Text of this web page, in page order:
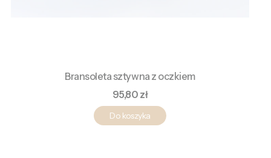
Bransoleta sztywna z oczkiem
Cena
95,80 zł
Do koszyka